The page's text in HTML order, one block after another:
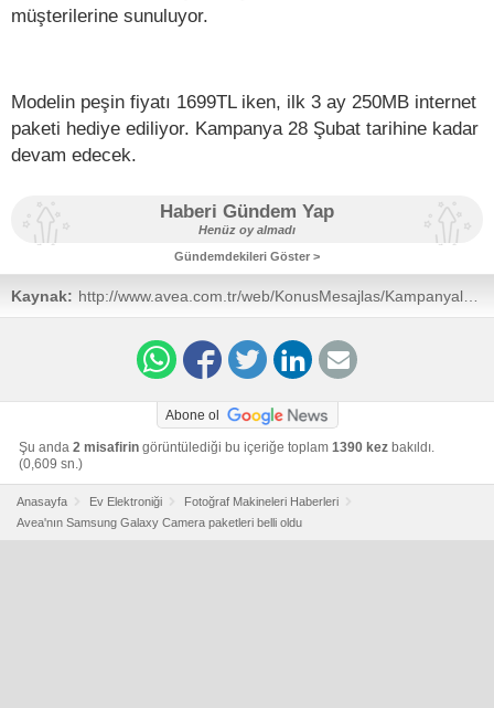
müşterilerine sunuluyor.
Modelin peşin fiyatı 1699TL iken, ilk 3 ay 250MB internet
paketi hediye ediliyor. Kampanya 28 Şubat tarihine kadar
devam edecek.
Haberi Gündem Yap
Henüz oy almadı
Gündemdekileri Göster >
Kaynak:
Abone ol
Şu anda 2 misafirin görüntülediği bu içeriğe toplam 1390 kez bakıldı.
(0,609 sn.)
Anasayfa Ev Elektroniği
Fotoğraf Makineleri Haberleri
Avea'nın Samsung Galaxy Camera paketleri belli oldu